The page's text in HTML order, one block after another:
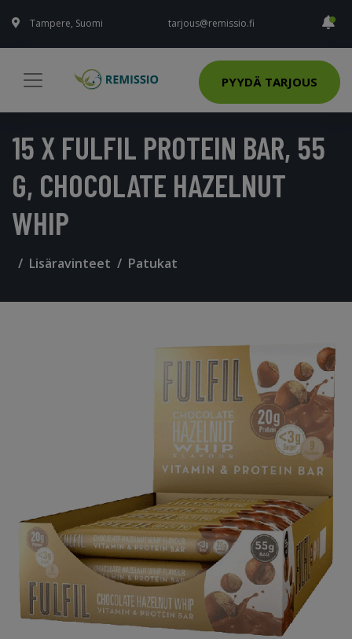
Tampere, Suomi tarjous@remissio.fi
PYYDÄ TARJOUS
15 X FULFIL PROTEIN BAR, 55
G, CHOCOLATE HAZELNUT
WHIP
Lisäravinteet Patukat